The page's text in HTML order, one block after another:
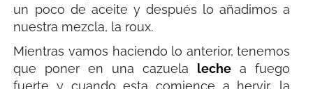
un poco de aceite y después lo añadimos a
nuestra mezcla, la roux.
Mientras vamos haciendo lo anterior, tenemos
que poner en una cazuela leche a fuego
fuerte y cuando esta comience a hervir, la